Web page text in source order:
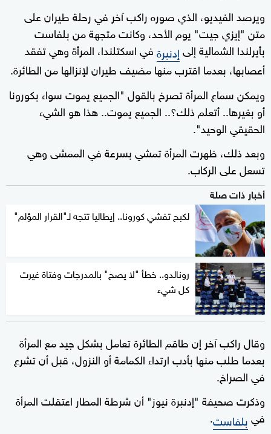
ويرصد الفيديو، الذي صوره راكب آخر في رحلة طيران على
متن "إيزي جيت" يوم الأحد، وكانت متجهة من بلفاست
بأيرلندا الشمالية إلىإدنبرةفي اسكتلندا، المرأة وهي تفقد
أعصابها، بعدما اقترب منها مضيف طيران لإنزالها من الطائرة.
ويمكن سماع المرأة تصرخ بالقول "الجميع يموت سواء بكورونا
أو بغيرها.. أتعلم ذلك؟.. الجميع يموت.. هذا هو الشيء
الحقيقي الوحيد".
وبعد ذلك، ظهرت المرأة تمشي بسرعة في الممشى وهي
تسعل على الركاب.
أخبار ذات صلة
لكبح تفشي كورونا.. إيطاليا تتجه لـ"القرار المؤلم"
رونالدو.. خطأ "لا يصح" بالمدرجات وفتاة غيرت
كل شيء
وقال راكب آخر إن طاقم الطائرة تعامل بشكل جيد مع المرأة
بعدما طلب منها بأدب ارتداء الكمامة أو النزول، قبل أن تشرع
في الصراخ.
وذكرت صحيفة "إدنبرة نيوز" أن شرطة المطار اعتقلت المرأة
فيبلفاست.